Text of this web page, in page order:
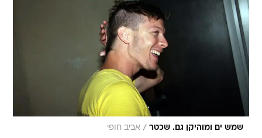
שמש ים ומוהיקן גם. שכטר / אביב חופי